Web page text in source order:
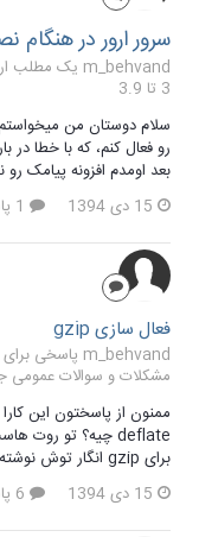
سرور ارور در
m_behvand یک مطلب ارسال کرد در
3 تا 3.9
سلام دوستان من
بعد اومدم افزونه
15 دی 1394
فعال سازی gzip
m_behvand پاسخی برای m_behvand در یک موضوع ارسال کرد در
مشکلات و سوالات عمومی جوملا
ممنون از پاسختون این
برای gzip انگار توش نوشته شده... باید ماژولی برای فعال شدن gzip روی...
15 دی 1394